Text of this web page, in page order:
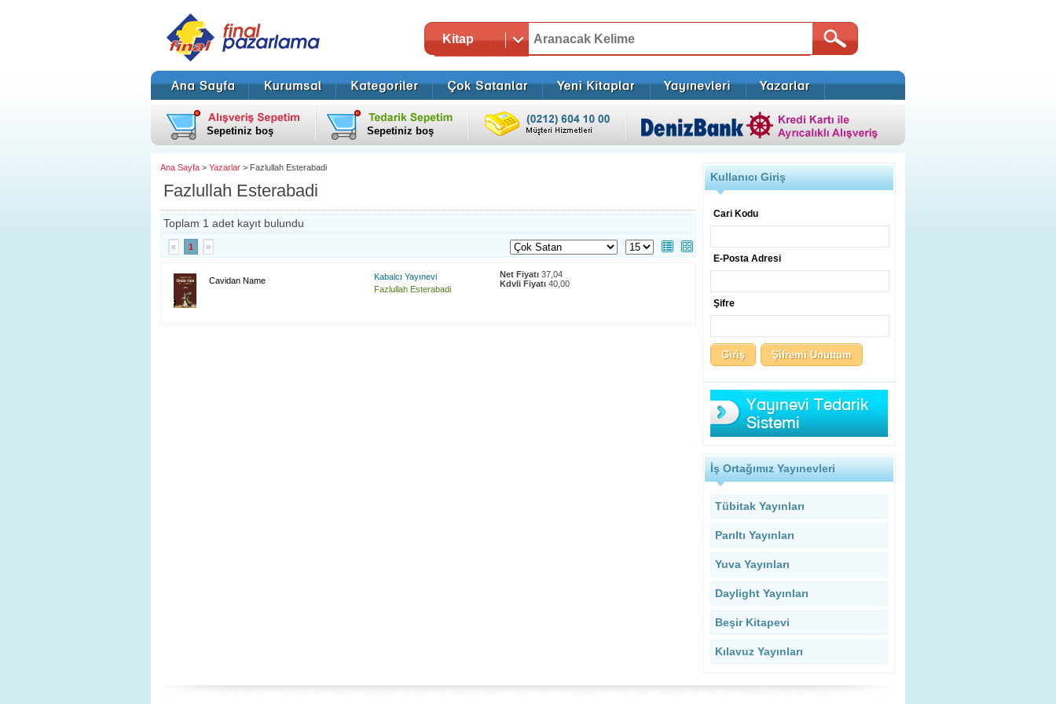
Kitap
Sepetiniz boş Sepetiniz boş
Ana Sayfa > Yazarlar > Fazlullah Esterabadi
Fazlullah Esterabadi
Toplam 1 adet kayıt bulundu
« 1 »
Cavidan Name
Kabalcı Yayınevi
Fazlullah Esterabadi
Net Fiyatı 37,04
Kdvli Fiyatı 40,00
Kullanıcı Giriş
Cari Kodu
E-Posta Adresi
Şifre
Şifremi Unuttum
İş Ortağımız Yayınevleri
Tübitak Yayınları
Parıltı Yayınları
Yuva Yayınları
Daylight Yayınları
Beşir Kitapevi
Kılavuz Yayınları